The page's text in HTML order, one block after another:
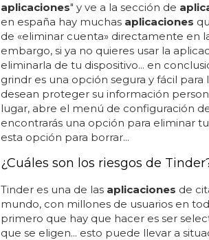
aplicaciones" y ve a la sección de
en españa hay muchas aplicaciones
de «eliminar cuenta» directamente en
embargo, si ya no quieres usar la
eliminarla de tu dispositivo... en
grindr es una opción segura y fácil para
desean proteger su información
lugar, abre el menú de configuración
encontrarás una opción para eliminar
esta opción para borrar...
¿Cuáles son los riesgos de
Tinder es una de las aplicaciones de
mundo, con millones de usuarios en
primero que hay que hacer es ser
que se eligen... esto puede llevar a